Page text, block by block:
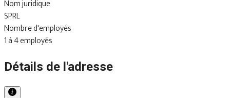
Nom juridique
SPRL
Nombre d'employés
1 à 4 employés
Détails de l'adresse